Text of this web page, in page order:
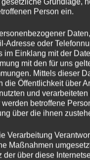
Person,
ausgeführte
Organisation, das
Verbreitung
Person ein.
Adresse oder
im Einklang mit der
mit den für uns
Mittels dieser
die Öffentlichkeit über
und
betroffene
über die ihnen
Verarbeitung
Maßnahmen
der über diese